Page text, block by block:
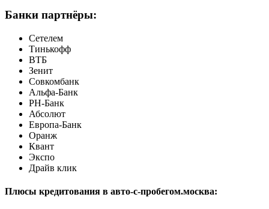
Банки партнёры:
Сетелем
Тинькофф
ВТБ
Зенит
Совкомбанк
Альфа-Банк
РН-Банк
Абсолют
Европа-Банк
Оранж
Квант
Экспо
Драйв клик
Плюсы кредитования в авто-с-пробегом.москва: